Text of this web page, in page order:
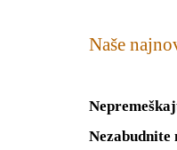
Naše
Nezabudnite